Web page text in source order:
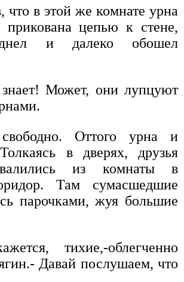
что в этой же комнате урна
прикована цепью к стене,
и далеко обошел
Может, они лупцуют
Оттого урна и
в дверях, друзья
из комнаты в
Там сумасшедшие
парочками, жуя большие
тихие,-облегченно
Давай послушаем, что